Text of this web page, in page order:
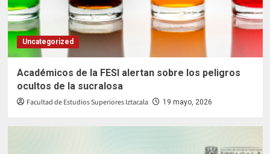
Uncategorized
Académicos de la FESI alertan sobre los peligros
ocultos de la sucralosa
Facultad de Estudios Superiores Iztacala 19 mayo, 2026